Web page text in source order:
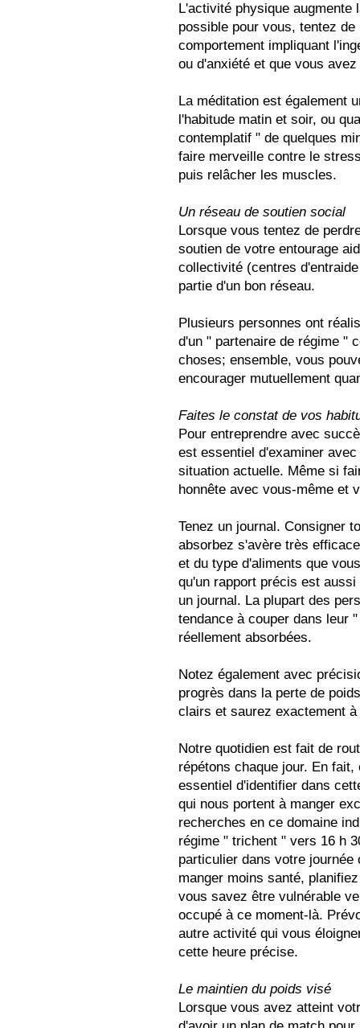
L'activité physique augmente
possible pour vous, tentez
comportement impliquant
ou d'anxiété et que vous
La méditation est également
l'habitude matin et soir, ou
contemplatif " de quelques
faire merveille contre le
puis relâcher les muscles.
Un réseau de soutien social
Lorsque vous tentez de
soutien de votre entourage
collectivité (centres
partie d'un bon réseau.
Plusieurs personnes ont
d'un " partenaire de régime "
choses; ensemble, vous
encourager mutuellement
Faites le constat de vos
Pour entreprendre avec
est essentiel d'examiner
situation actuelle. Même si
honnête avec vous-même et
Tenez un journal. Consigner
absorbez s'avère très
et du type d'aliments que
qu'un rapport précis est
un journal. La plupart des
tendance à couper dans leur
réellement absorbées.
Notez également avec
progrès dans la perte de
clairs et saurez exactement
Notre quotidien est fait de
répétons chaque jour. En
essentiel d'identifier dans
qui nous portent à manger
recherches en ce domaine
régime " trichent " vers 16 h
particulier dans votre journée
manger moins santé,
vous savez être vulnérable
occupé à ce moment-là.
autre activité qui vous
cette heure précise.
Le maintien du poids visé
Lorsque vous avez atteint